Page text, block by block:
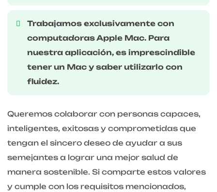
Trabajamos exclusivamente con
computadoras Apple Mac. Para
nuestra aplicación, es imprescindible
tener un Mac y saber utilizarlo con
fluidez.
Queremos colaborar con personas capaces,
inteligentes, exitosas y comprometidas que
tengan el sincero deseo de ayudar a sus
semejantes a lograr una mejor salud de
manera sostenible. Si comparte estos valores
y cumple con los requisitos mencionados,